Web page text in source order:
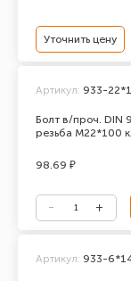
Уточнить цену
Болт в/проч.
резьба М22*100
Артикул: 933-
98.69 ₽
Артикул: 933-